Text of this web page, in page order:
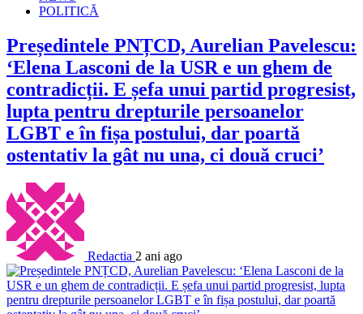
POLITICĂ
Președintele PNȚCD, Aurelian Pavelescu:
‘Elena Lasconi de la USR e un ghem de
contradicții. E șefa unui partid progresist,
lupta pentru drepturile persoanelor
LGBT e în fișa postului, dar poartă
ostentativ la gât nu una, ci două cruci’
Redactia 2 ani ago